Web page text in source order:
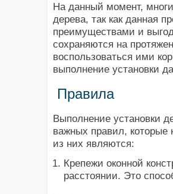
На данный момент,
дерева, так как данная
преимуществами и
сохраняются на
воспользоваться ими
выполнение установки
Правила
Выполнение установки
важных правил,
из них являются:
Крепежи оконной
расстоянии. Это